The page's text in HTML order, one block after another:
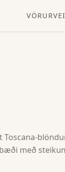
VÖRUR
Toscana-
með